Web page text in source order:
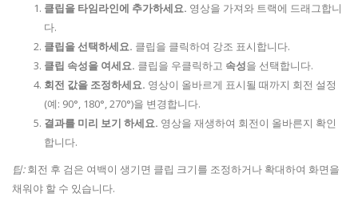
클립을 타임라인에 추가하세요. 영상을 가져와 트랙에 드래그합니
다.
클립을 선택하세요. 클립을 클릭하여 강조 표시합니다.
클립 속성을 여세요. 클립을 우클릭하고 속성을 선택합니다.
회전 값을 조정하세요. 영상이 올바르게 표시될 때까지 회전 설정
(예: 90°, 180°, 270°)을 변경합니다.
결과를 미리 보기 하세요. 영상을 재생하여 회전이 올바른지 확인
합니다.
팁:회전 후 검은 여백이 생기면 클립 크기를 조정하거나 확대하여 화면을
채워야 할 수 있습니다.